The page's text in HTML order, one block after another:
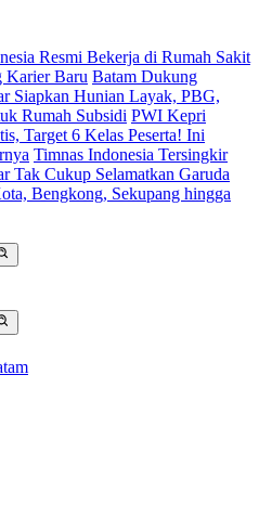
Resmi Bekerja di Rumah Sakit
Karier Baru Batam Dukung
Siapkan Hunian Layak, PBG,
Rumah Subsidi PWI Kepri
Target 6 Kelas Peserta! Ini
Timnas Indonesia Tersingkir
Tak Cukup Selamatkan Garuda
Bengkong, Sekupang hingga